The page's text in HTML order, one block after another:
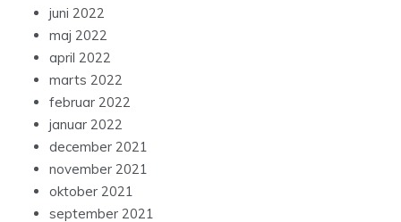
juni 2022
maj 2022
april 2022
marts 2022
februar 2022
januar 2022
december 2021
november 2021
oktober 2021
september 2021